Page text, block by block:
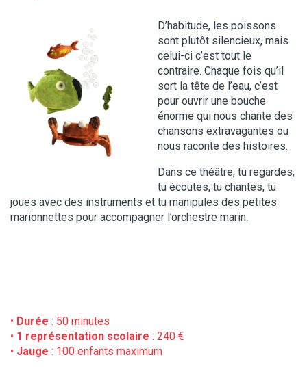
D’habitude, les poissons
sont plutôt silencieux, mais
celui-ci c’est tout le
contraire. Chaque fois qu’il
sort la tête de l’eau, c’est
pour ouvrir une bouche
énorme qui nous chante des
chansons extravagantes ou
nous raconte des histoires.
Dans ce théâtre, tu regardes,
tu écoutes, tu chantes, tu
joues avec des instruments et tu manipules des petites
marionnettes pour accompagner l’orchestre marin.
• Durée : 50 minutes
• 1 représentation scolaire : 240 €
• Jauge : 100 enfants maximum